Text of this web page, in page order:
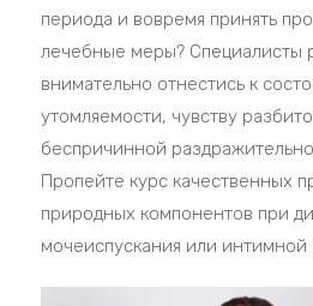
периода и вовремя принять
лечебные меры? Специалисты
внимательно отнестись к
утомляемости, чувству
беспричинной
Пропейте курс качественных
природных компонентов при
мочеиспускания или интимной